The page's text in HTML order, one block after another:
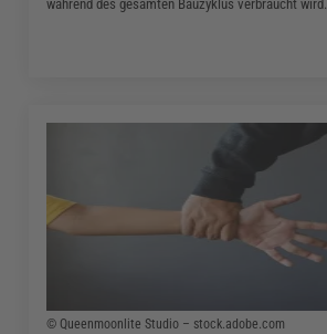
während des gesamten Bauzyklus verbraucht wird.
© Queenmoonlite Studio – stock.adobe.com